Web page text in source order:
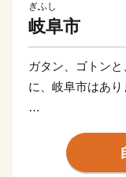
ぎふし
岐阜市
ガタン、ゴトン
に、岐阜市はあり
玄関口であるJR
昭和の面影を残